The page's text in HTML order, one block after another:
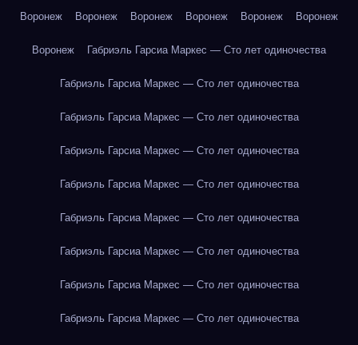
Воронеж Воронеж Воронеж Воронеж Воронеж Воронеж
Воронеж Габриэль Гарсиа Маркес — Сто лет одиночества
Габриэль Гарсиа Маркес — Сто лет одиночества
Габриэль Гарсиа Маркес — Сто лет одиночества
Габриэль Гарсиа Маркес — Сто лет одиночества
Габриэль Гарсиа Маркес — Сто лет одиночества
Габриэль Гарсиа Маркес — Сто лет одиночества
Габриэль Гарсиа Маркес — Сто лет одиночества
Габриэль Гарсиа Маркес — Сто лет одиночества
Габриэль Гарсиа Маркес — Сто лет одиночества